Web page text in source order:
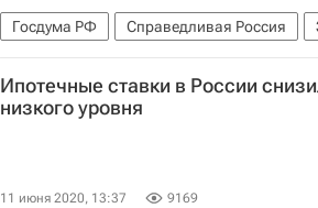
Госдума РФ Справедливая Россия
Ипотечные ставки в России
низкого уровня
11 июня 2020, 13:37 9169